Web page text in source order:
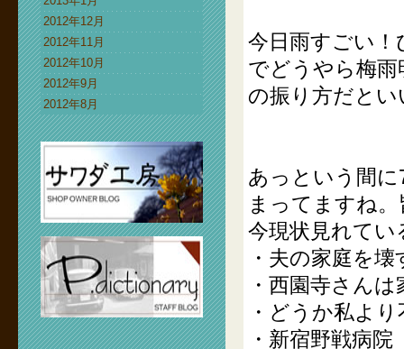
2012年12月
2012年11月
2012年10月
2012年9月
2012年8月
今日雨すごい
でどうやら梅
の振り方だと
あっという間
まってますね
今現状見れてい
・夫の家庭を
・西園寺さん
・どうか私よ
・新宿野戦病院